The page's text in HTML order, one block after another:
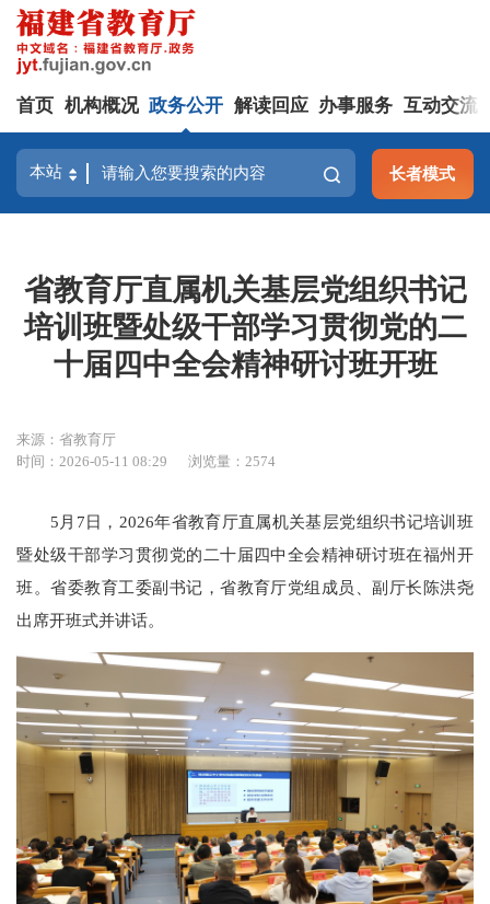
首页 机构概况 政务公开 解读回应 办事服务 互动交流
长者模式
省教育厅直属机关基层党组织书记
培训班暨处级干部学习贯彻党的二
十届四中全会精神研讨班开班
来源：省教育厅
时间：2026-05-11 08:29
浏览量：2574
5月7日，2026年省教育厅直属机关基层党组织书记培训班
暨处级干部学习贯彻党的二十届四中全会精神研讨班在福州开
班。省委教育工委副书记，省教育厅党组成员、副厅长陈洪尧
出席开班式并讲话。